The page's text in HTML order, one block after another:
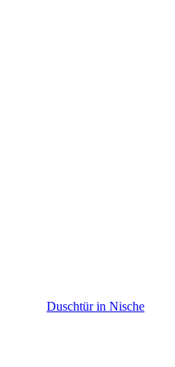
Duschtür in Nische